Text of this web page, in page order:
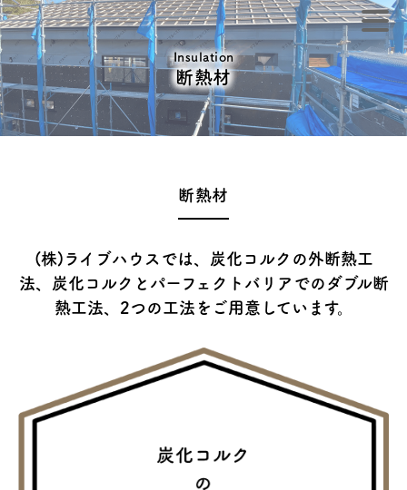
Insulation
断熱材
断熱材
(株)ライブハウスでは、炭化コルクの外断熱工
法、炭化コルクとパーフェクトバリアでのダブル断
熱工法、 2つの工法をご用意しています。